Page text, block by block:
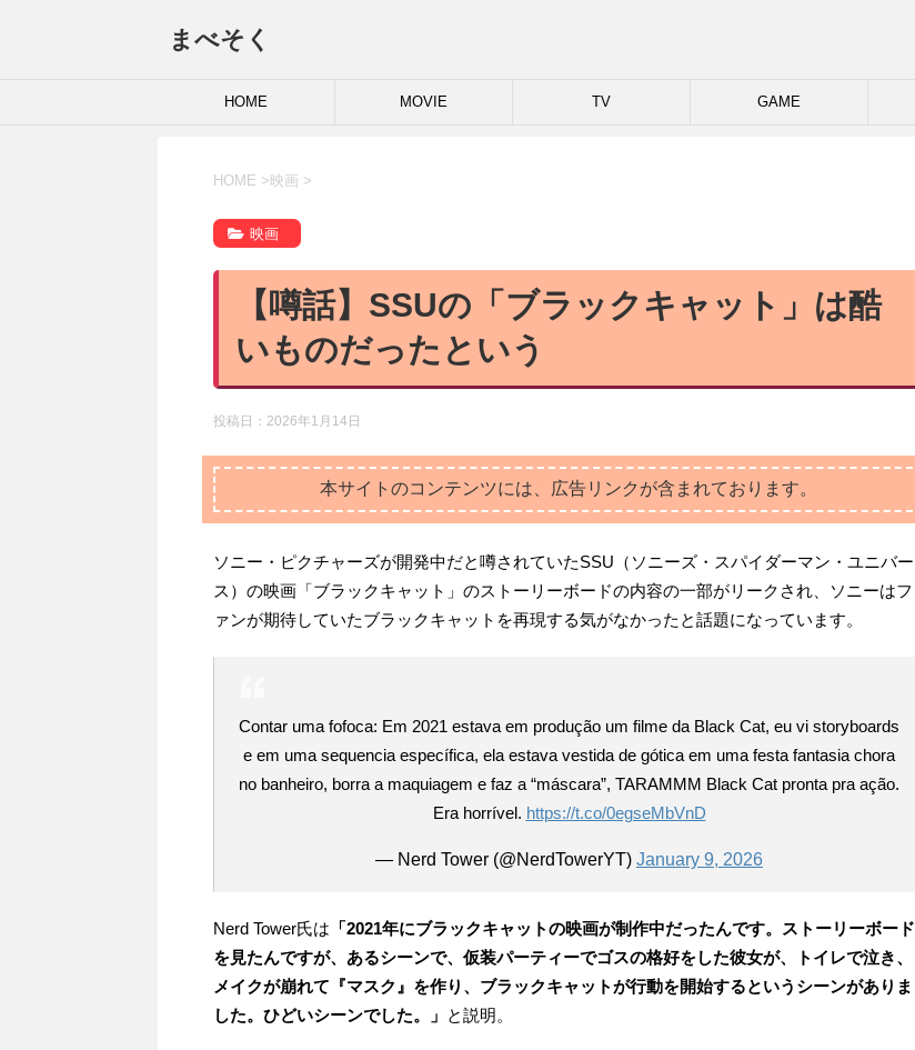
まべそく
HOME MOVIE TV GAME
HOME > 映画 >
映画
【噂話】SSUの「ブラックキャット」は酷
いものだったという
投稿日： 2026年1月14日
本サイトのコンテンツには、広告リンクが含まれております。
ソニー・ピクチャーズが開発中だと噂されていたSSU（ソニーズ・スパイダーマン・ユニバー
ス）の映画「ブラックキャット」のストーリーボードの内容の一部がリークされ、ソニーはフ
ァンが期待していたブラックキャットを再現する気がなかったと話題になっています。
Contar uma fofoca: Em 2021 estava em produção um filme da Black Cat, eu vi storyboards
e em uma sequencia específica, ela estava vestida de gótica em uma festa fantasia chora
no banheiro, borra a maquiagem e faz a “máscara”, TARAMMM Black Cat pronta pra ação.
Era horrível. https://t.co/0egseMbVnD
— Nerd Tower (@NerdTowerYT) January 9, 2026
Nerd Tower氏は 「2021年にブラックキャットの映画が制作中だったんです。ストーリーボード
を見たんですが、あるシーンで、仮装パーティーでゴスの格好をした彼女が、トイレで泣き、
メイクが崩れて『マスク』を作り、ブラックキャットが行動を開始するというシーンがありま
した。ひどいシーンでした。」
と説明。